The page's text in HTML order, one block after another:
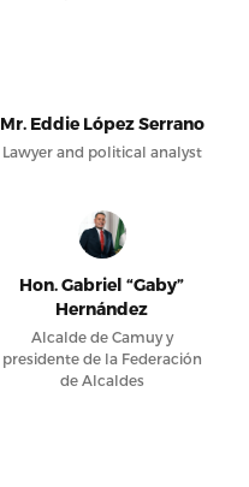
Mr. Eddie López Serrano
Lawyer and political analyst
Hon. Gabriel “Gaby”
Hernández
Alcalde de Camuy y
presidente de la Federación
de Alcaldes